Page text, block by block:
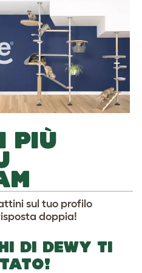
PIÙ
sul tuo profilo
doppia!
DI DEWY TI